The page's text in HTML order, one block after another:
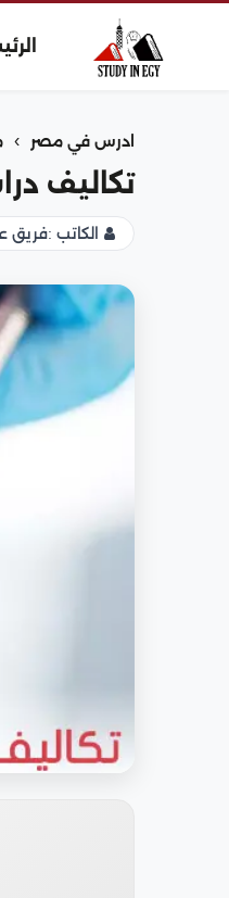
ادرس في مصر ›
تكاليف
الكاتب :فريق